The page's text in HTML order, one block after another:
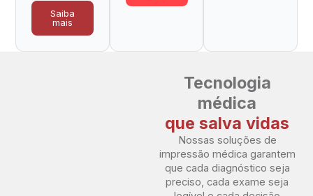
Saiba
mais
Tecnologia
médica
que salva vidas
Nossas soluções de
impressão médica garantem
que cada diagnóstico seja
preciso, cada exame seja